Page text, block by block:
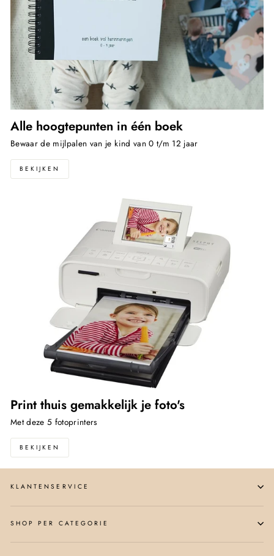
Alle hoogtepunten in één boek
Bewaar de mijlpalen van je kind van 0 t/m 12 jaar
BEKIJKEN
Print thuis gemakkelijk je foto's
Met deze 5 fotoprinters
BEKIJKEN
KLANTENSERVICE
SHOP PER CATEGORIE